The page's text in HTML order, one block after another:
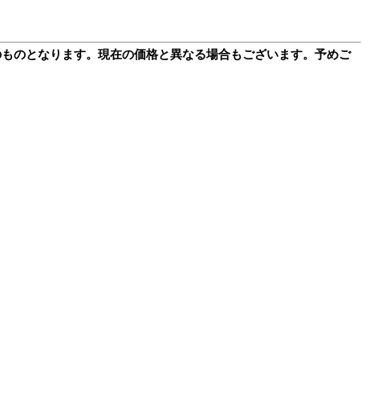
のとなります。現在の価格と異なる場合もございます。予めご